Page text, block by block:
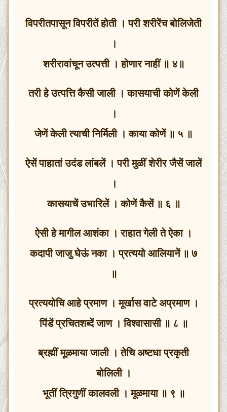
विपरीतपासून विपरीतें होती । परी शरीरेंच बोलिजेती
।
शरीरावांचून उत्पत्ती । होणार नाहीं ॥ ४॥
तरी हे उत्पत्ति कैसी जाली । कासयाची कोणें केली
।
जेणें केली त्याची निर्मिली । काया कोणें ॥ ५ ॥
ऐसें पाहातां उदंड लांबलें । परी मुळीं शेरीर जैसें जालें
।
कासयाचें उभारिलें । कोणें कैसें ॥ ६ ॥
ऐसी हे मागील आशंका । राहात गेली ते ऐका ।
कदापी जाजु घेऊं नका । प्रत्ययो आलियानें ॥ ७
॥
प्रत्ययोचि आहे प्रमाण । मूर्खास वाटे अप्रमाण ।
पिंडें प्रचितशब्दें जाण । विश्वासासी ॥ ८ ॥
ब्रह्मीं मूळमाया जाली । तेचि अष्टधा प्रकृती
बोलिली ।
भूतीं त्रिगुणीं कालवली । मूळमाया ॥ ९ ॥